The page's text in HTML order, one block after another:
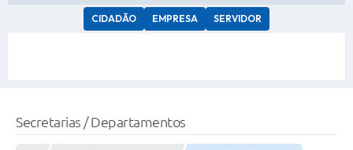
CIDADÃO EMPRESA SERVIDOR
Secretarias / Departamentos